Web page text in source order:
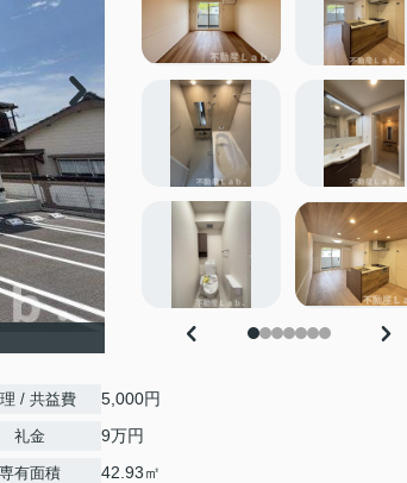
/ 共益費 5,000円
礼金 9万円
専有面積 42.93㎡